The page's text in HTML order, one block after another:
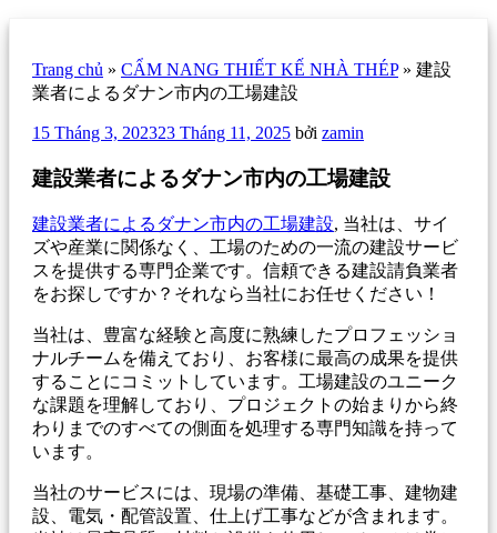
Trang chủ » CẨM NANG THIẾT KẾ NHÀ THÉP» 建設
業者によるダナン市内の工場建設
Đăng
15 Tháng 3, 202323 Tháng 11, 2025 bởi zamin
建設業者によるダナン市内の工場建設
建設業者によるダナン市内の工場建設, 当社は、サイ
ズや産業に関係なく、工場のための一流の建設サービ
スを提供する専門企業です。信頼できる建設請負業者
をお探しですか？それなら当社にお任せください！
当社は、豊富な経験と高度に熟練したプロフェッショ
ナルチームを備えており、お客様に最高の成果を提供
することにコミットしています。工場建設のユニーク
な課題を理解しており、プロジェクトの始まりから終
わりまでのすべての側面を処理する専門知識を持って
います。
当社のサービスには、現場の準備、基礎工事、建物建
設、電気・配管設置、仕上げ工事などが含まれます。